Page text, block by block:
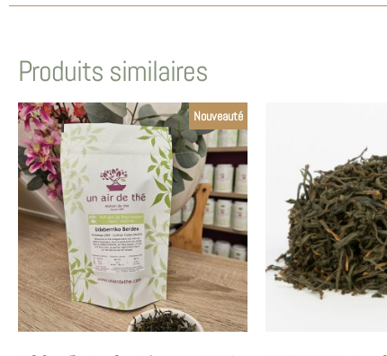
Produits similaires
Nouveauté